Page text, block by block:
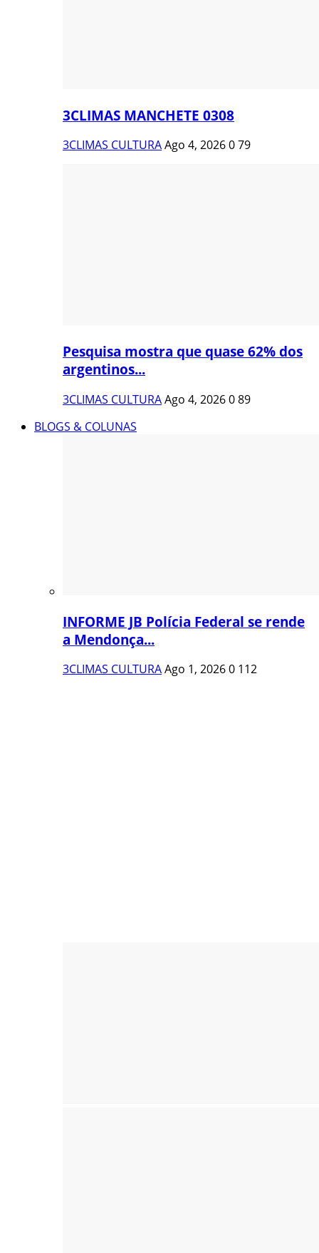
3CLIMAS MANCHETE 0308
3CLIMAS CULTURAAgo 4, 2026079
Pesquisa mostra que quase 62% dos
argentinos...
3CLIMAS CULTURAAgo 4, 2026089
BLOGS & COLUNAS
INFORME JB Polícia Federal se rende
a Mendonça...
3CLIMAS CULTURAAgo 1, 20260 112